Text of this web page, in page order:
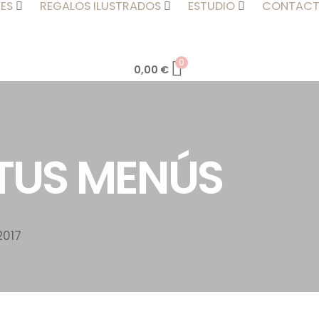
REGALOS ILUSTRADOS ESTUDIO
0,00 €
0
MENÚS